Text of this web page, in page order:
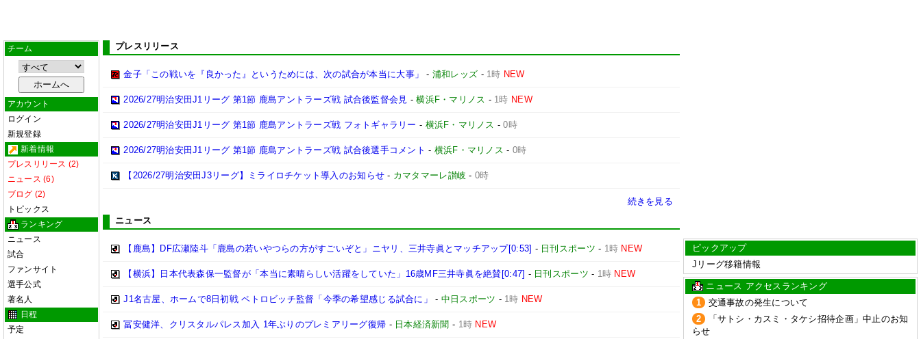
チーム
アカウント
ログイン
新規登録
新着情報
プレスリリース (2)
ニュース (6)
ブログ (2)
トピックス
ランキング
ニュース
試合
ファンサイト
選手公式
著名人
日程
予定
プレスリリース
金子「この戦いを『良かった』というためには、次の試合が本当に大事」 - 浦和レッズ - 1時 NEW
2026/27明治安田J1リーグ 第1節 鹿島アントラーズ戦 試合後監督会見 -横浜F・マリノス - 1時 NEW
2026/27明治安田J1リーグ 第1節 鹿島アントラーズ戦 フォトギャラリー - 横浜F・マリノス -0時
2026/27明治安田J1リーグ 第1節 鹿島アントラーズ戦 試合後選手コメント - 横浜F・マリノス - 0時
【2026/27明治安田J3リーグ】ミライロチケット導入のお知らせ - カマタマーレ讃岐 - 0時
続きを見る
ニュース
【鹿島】DF広瀬陸斗「鹿島の若いやつらの方がすごいぞと」ニヤリ、三井寺眞とマッチアップ[0:53] - 日刊スポーツ - 1時 NEW
【横浜】日本代表森保一監督が「本当に素晴らしい活躍をしていた」16歳MF三井寺眞を絶賛[0:47] - 日刊スポーツ - 1時 NEW
J1名古屋、ホームで8日初戦 ペトロビッチ監督「今季の希望感じる試合に」 - 中日スポーツ - 1時 NEW
冨安健洋、クリスタルパレス加入 1年ぶりのプレミアリーグ復帰 - 日本経済新聞 - 1時 NEW
ピックアップ
Jリーグ移籍情報
ニュース アクセスランキング
1
交通事故の発生について
2
「サトシ・カスミ・タケシ招待企画」中止のお知
らせ